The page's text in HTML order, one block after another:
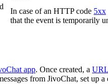
In case of an HTTP code 5xx
that the event is temporarily
app. Once created, a URL
from JivoChat, set up